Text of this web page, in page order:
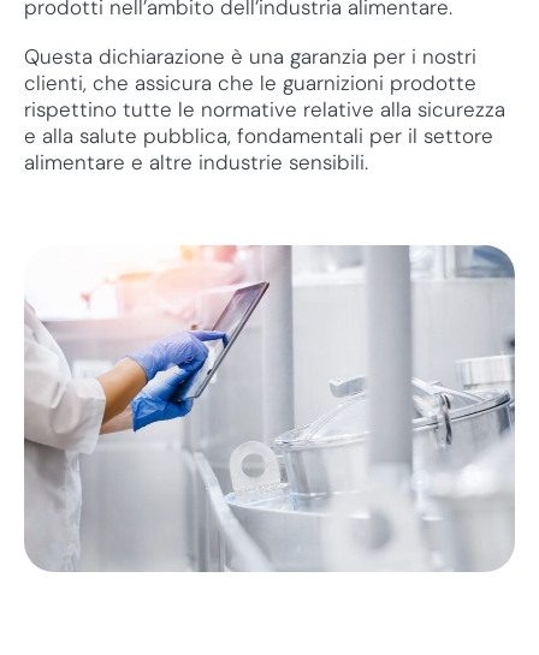
prodotti nell’ambito dell’industria alimentare.
Questa dichiarazione è una garanzia per i nostri
clienti, che assicura che le guarnizioni prodotte
rispettino tutte le normative relative alla sicurezza
e alla salute pubblica, fondamentali per il settore
alimentare e altre industrie sensibili.